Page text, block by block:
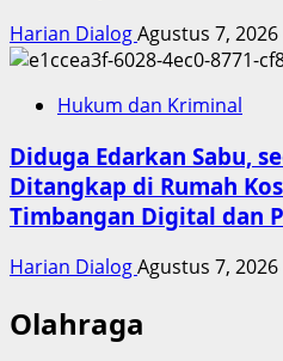
Harian DialogAgustus 7, 2026
Hukum dan Kriminal
Diduga Edarkan Sabu,
Ditangkap di Rumah
Timbangan Digital dan
Harian DialogAgustus 7, 2026
Olahraga